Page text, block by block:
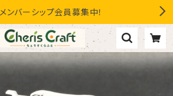
メンバーシップ会員募集中！